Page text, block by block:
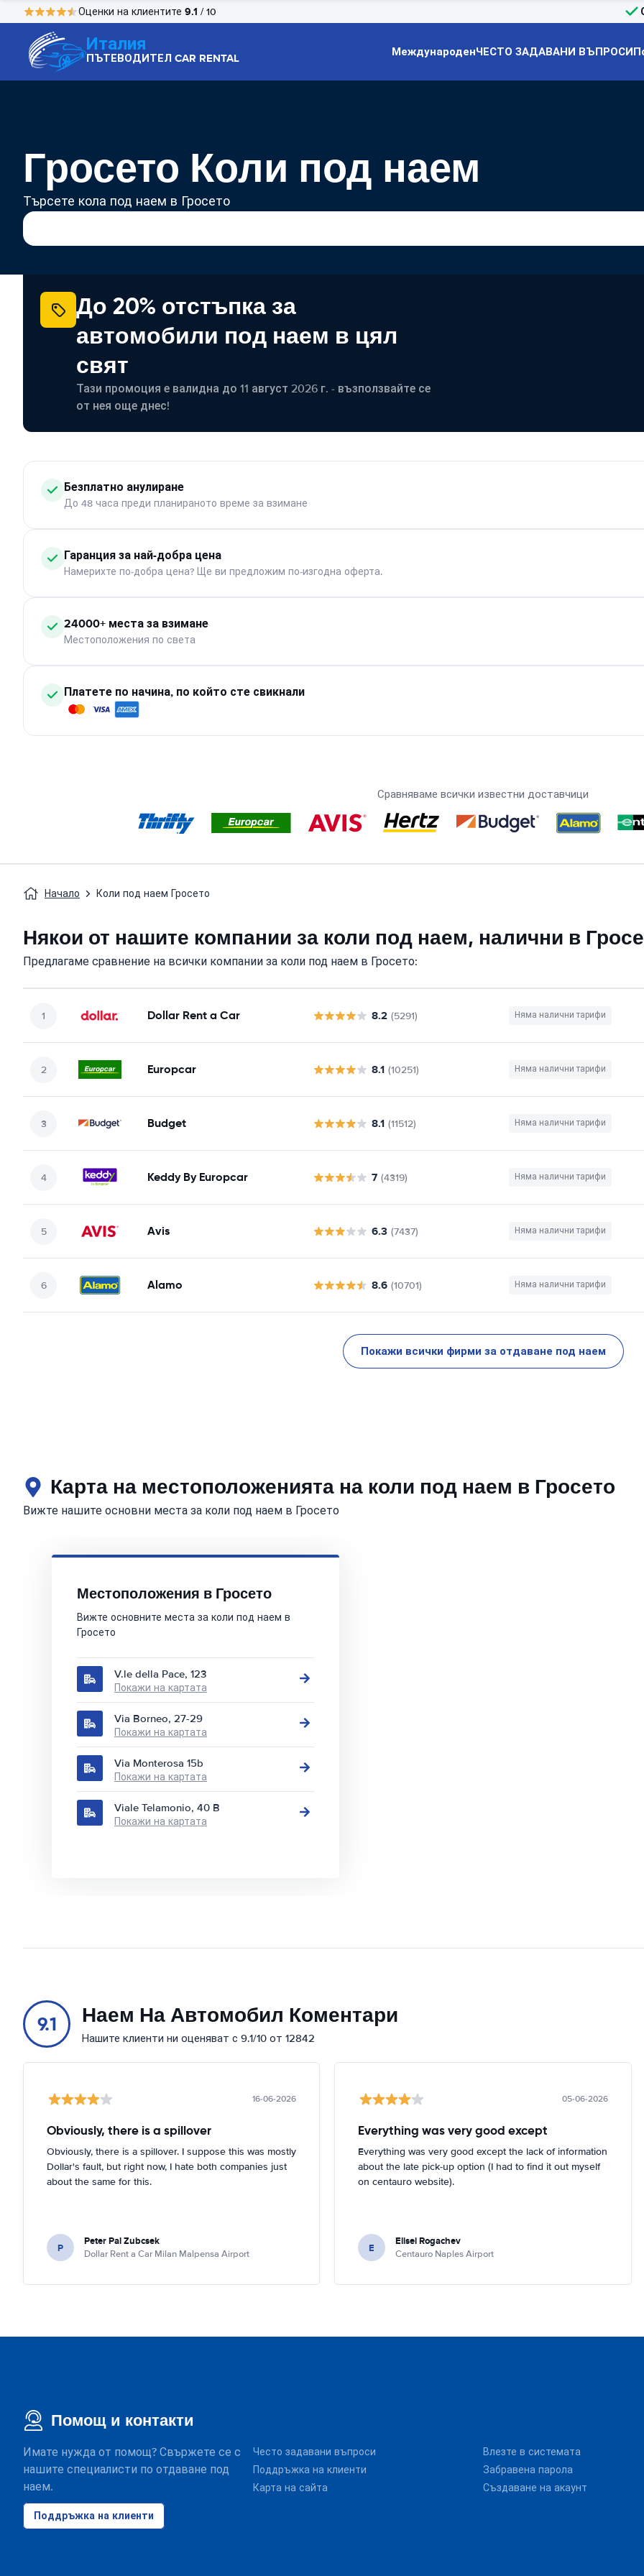
Оценки на клиентите 9.1 / 10
Италия
ПЪТЕВОДИТЕЛ CAR RENTAL МеждународенЧЕСТО ЗАДАВАНИ ВЪПРОСИ
Гросето Коли под наем
Търсете кола под наем в Гросето
До 20% отстъпка за
автомобили под наем в цял
свят
Тази промоция е валидна до 11 август 2026 г. - възползвайте се
от нея още днес!
Безплатно анулиране
До 48 часа преди планираното време за взимане
Гаранция за най-добра цена
Намерихте по-добра цена? Ще ви предложим по-изгодна оферта.
24000+ места за взимане
Местоположения по света
Платете по начина, по който сте свикнали
Сравняваме всички известни доставчици
Начало Коли под наем Гросето
Някои от нашите компании за коли под наем, налични в
Предлагаме сравнение на всички компании за коли под наем в Гросето:
Dollar Rent a Car 8.2 (5291) Няма налични тарифи
Europcar 8.1 (10251) Няма налични тарифи
Budget 8.1 (11512) Няма налични тарифи
Keddy By Europcar 7 (4319) Няма налични тарифи
Avis 6.3 (7437) Няма налични тарифи
Alamo 8.6 (10701) Няма налични тарифи
Покажи всички фирми за отдаване под наем
Карта на местоположенията на коли под наем в Гросето
Вижте нашите основни места за коли под наем в Гросето
Местоположения в Гросето
Вижте основните места за коли под наем в
Гросето
V.le della Pace, 123
Покажи на картата
Via Borneo, 27-29
Покажи на картата
Via Monterosa 15b
Покажи на картата
Viale Telamonio, 40 B
Покажи на картата
9.1 Наем На Автомобил Коментари
Нашите клиенти ни оценяват с 9.1/10 от 12842
16-06-2026
Obviously, there is a spillover
Obviously, there is a spillover. I suppose this was mostly
Dollar's fault, but right now, I hate both companies just
about the same for this.
P Peter Pal Zubcsek
Dollar Rent a Car Milan Malpensa Airport
05-06-2026
Everything was very good except
Everything was very good except the lack of information
about the late pick-up option (I had to find it out myself
on centauro website).
E Elisei Rogachev
Centauro Naples Airport
Помощ и контакти
Имате нужда от помощ? Свържете се с
нашите специалисти по отдаване под
наем.
Поддръжка на клиенти
Често задавани въпроси
Поддръжка на клиенти
Карта на сайта
Влезте в системата
Забравена парола
Създаване на акаунт